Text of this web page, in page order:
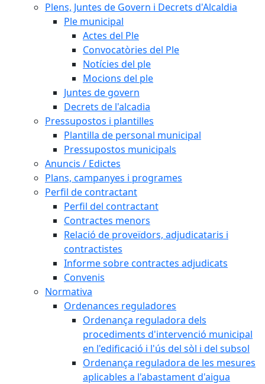
Plens, Juntes de Govern i Decrets d'Alcaldia
Ple municipal
Actes del Ple
Convocatòries del Ple
Notícies del ple
Mocions del ple
Juntes de govern
Decrets de l'alcadia
Pressupostos i plantilles
Plantilla de personal municipal
Pressupostos municipals
Anuncis / Edictes
Plans, campanyes i programes
Perfil de contractant
Perfil del contractant
Contractes menors
Relació de proveïdors, adjudicataris i
contractistes
Informe sobre contractes adjudicats
Convenis
Normativa
Ordenances reguladores
Ordenança reguladora dels
procediments d'intervenció municipal
en l'edificació i l'ús del sòl i del subsol
Ordenança reguladora de les mesures
aplicables a l'abastament d'aigua